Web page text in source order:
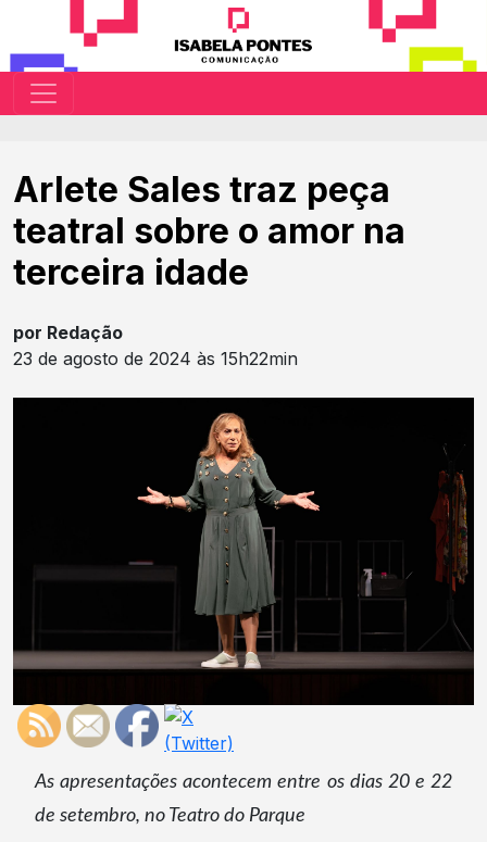
Arlete Sales traz peça
teatral sobre o amor na
terceira idade
por Redação
23 de agosto de 2024 às 15h22min
As apresentações acontecem entre os dias 20 e 22
de setembro, no Teatro do Parque